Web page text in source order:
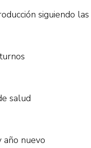
siguiendo
salud
año nuevo